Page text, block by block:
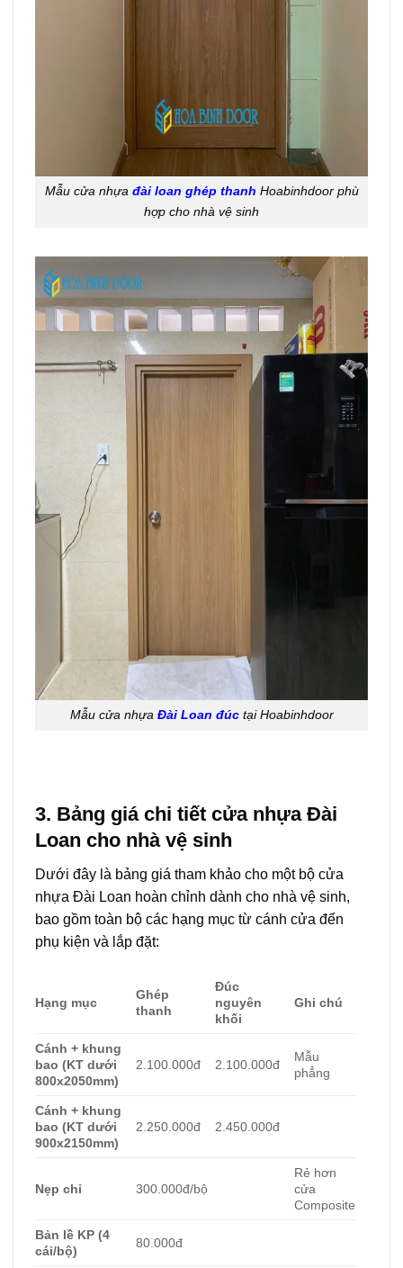
Mẫu cửa nhựa đài loan ghép thanh Hoabinhdoor phù
hợp cho nhà vệ sinh
Mẫu cửa nhựa Đài Loan đúctại Hoabinhdoor
3. Bảng giá chi tiết cửa nhựa Đài
Loan cho nhà vệ sinh
Dưới đây là bảng giá tham khảo cho một bộ cửa
nhựa Đài Loan hoàn chỉnh dành cho nhà vệ sinh,
bao gồm toàn bộ các hạng mục từ cánh cửa đến
phụ kiện và lắp đặt:
Hạng mục
Ghép
thanh
Đúc
nguyên
khối
Ghi chú
Cánh + khung
bao (KT dưới
800x2050mm)
2.100.000đ 2.100.000đ
Mẫu
phẳng
Cánh + khung
bao (KT dưới
900x2150mm)
2.250.000đ 2.450.000đ
Nẹp chỉ 300.000đ/bộ
Rẻ hơn
cửa
Composite
Bản lề KP (4
cái/bộ)
80.000đ